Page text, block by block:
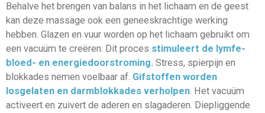
Behalve het brengen van balans in het lichaam en de geest
kan deze massage ook een geneeskrachtige werking
hebben. Glazen en vuur worden op het lichaam gebruikt om
een vacuüm te creëren. Dit proces stimuleert de lymfe-
bloed- en energiedoorstroming. Stress, spierpijn en
blokkades nemen voelbaar af. Gifstoffen worden
losgelaten en darmblokkades verholpen. Het vacuüm
activeert en zuivert de aderen en slagaderen. Diepliggende